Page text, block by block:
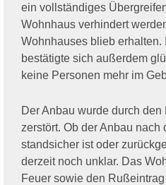
ein vollständiges
Wohnhaus verhindert
Wohnhauses blieb erhalten.
bestätigte sich außerdem
keine Personen mehr im
Der Anbau wurde durch
zerstört. Ob der Anbau nach
standsicher ist oder
derzeit noch unklar. Das
Feuer sowie den